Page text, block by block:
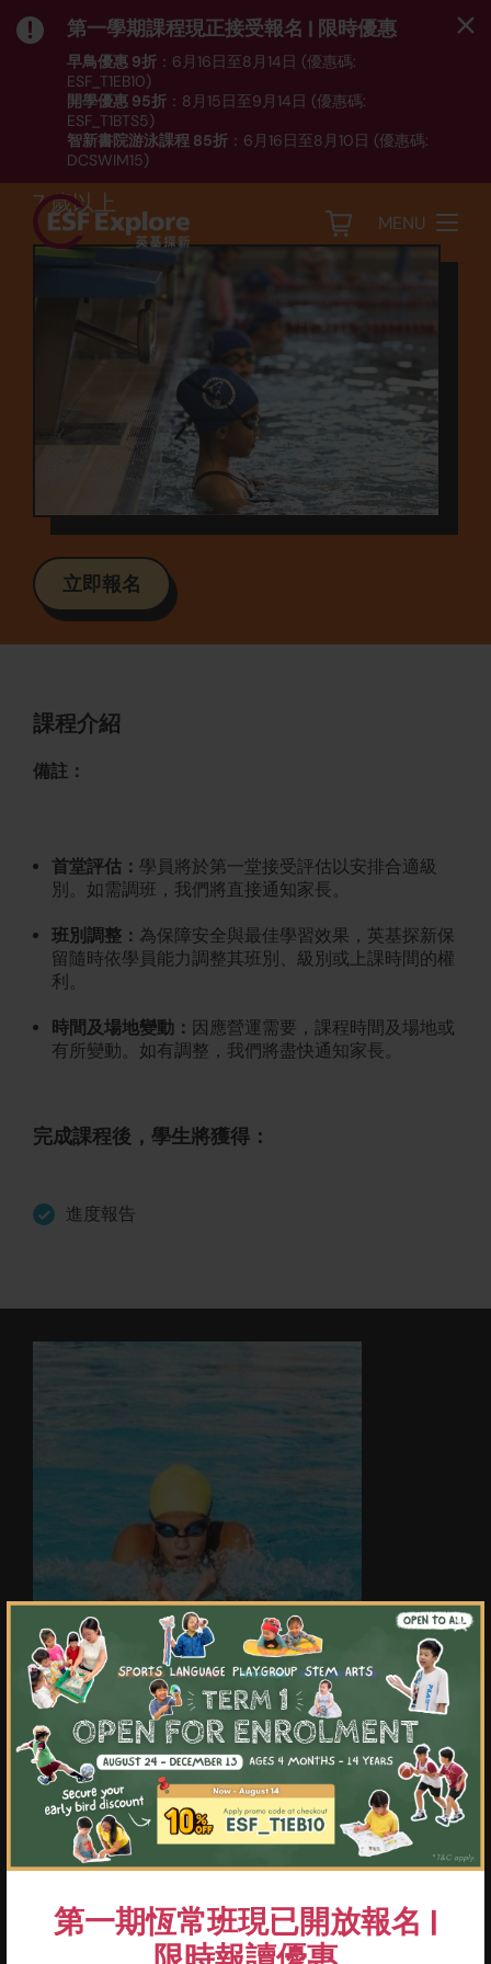
第一期恆常班現已開放報名 |
×
第一學期課程現正接受報名 | 限時優惠
早鳥優惠 9折 ：6月16日至8月14日 (優惠碼:
ESF_T1EB10)
開學優惠 95折 ：8月15日至9月14日 (優惠碼:
ESF_T1BTS5)
智新書院游泳課程 85折 ：6月16日至8月10日 (優惠碼:
DCSWIM15)
MENU
運動
游泳 (SW5)
7 歲以上
立即報名
課程介紹
備註：
首堂評估： 學員將於第一堂接受評估以安排合適級
別。如需調班，我們將直接通知家長。
班別調整： 為保障安全與最佳學習效果，英基探新保
留隨時依學員能力調整其班別、級別或上課時間的權
利。
時間及場地變動： 因應營運需要，課程時間及場地或
有所變動。如有調整，我們將盡快通知家長。
完成課程後，學生將獲得：
進度報告
重點及學習成果
於1分30秒內完成兩次50米自由式、背泳及
蛙式，並保持穩定成績、以蝶式完成25米、
展現良好的技巧
02 完成100米個人混合泳（符合轉身規定）